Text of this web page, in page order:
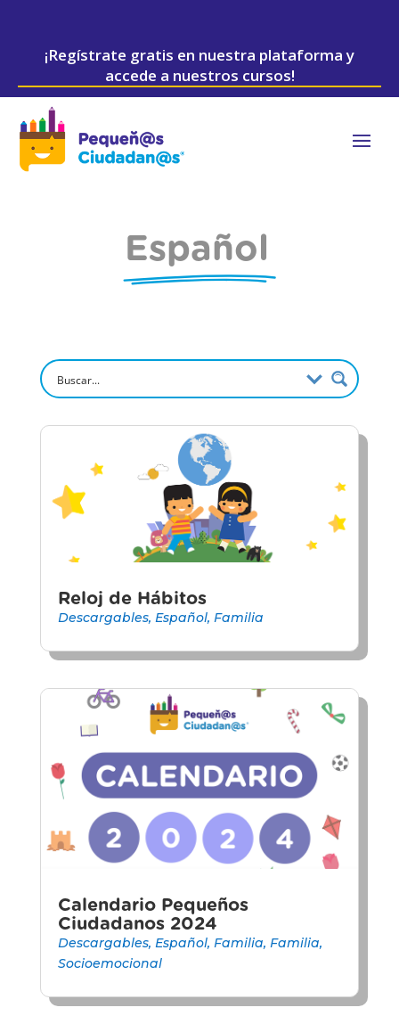
¡Regístrate gratis en nuestra plataforma y
accede a nuestros cursos!
Español
Reloj de Hábitos
Descargables, Español, Familia
Calendario Pequeños
Ciudadanos 2024
Descargables, Español, Familia, Familia,
Socioemocional